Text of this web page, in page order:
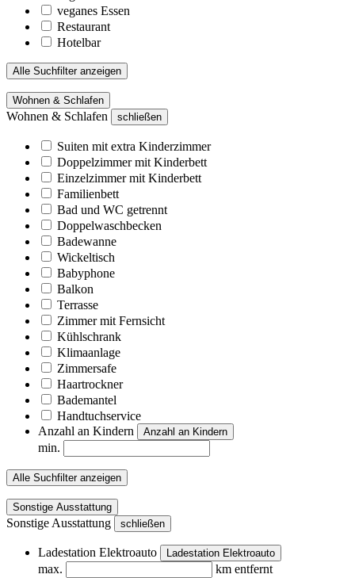
veganes Essen
Restaurant
Hotelbar
Alle Suchfilter anzeigen
Wohnen & Schlafen
Wohnen & Schlafen schließen
Suiten mit extra Kinderzimmer
Doppelzimmer mit Kinderbett
Einzelzimmer mit Kinderbett
Familienbett
Bad und WC getrennt
Doppelwaschbecken
Badewanne
Wickeltisch
Babyphone
Balkon
Terrasse
Zimmer mit Fernsicht
Kühlschrank
Klimaanlage
Zimmersafe
Haartrockner
Bademantel
Handtuchservice
Anzahl an Kindern
Anzahl an Kindern
min.
Alle Suchfilter anzeigen
Sonstige Ausstattung
Sonstige Ausstattung schließen
Ladestation Elektroauto Ladestation Elektroauto
max.
km entfernt